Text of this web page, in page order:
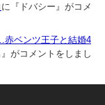
に『ドバシー』がコメ
ベンツ王子と結婚4
がコメントをしまし